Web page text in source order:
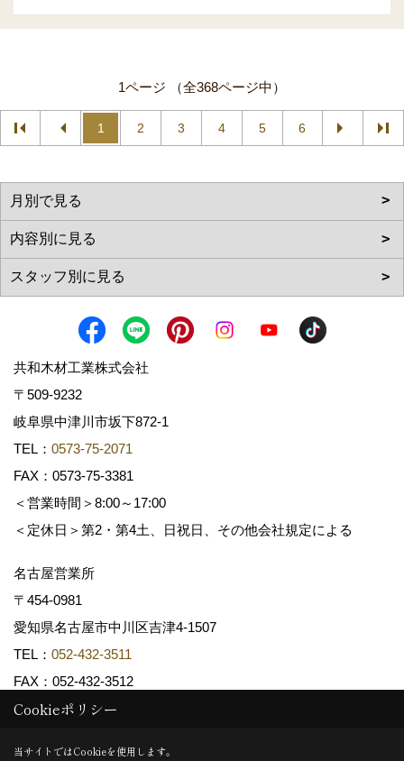
1ページ （全368ページ中）
1 2 3 4 5 6
共和木材工業株式会社
〒509-9232
岐阜県中津川市坂下872‐1
TEL： 0573-75-2071
FAX：0573-75-3381
＜営業時間＞8:00～17:00
＜定休日＞第2・第4土、日祝日、その他会社規定による
名古屋営業所
〒454-0981
愛知県名古屋市中川区吉津4-1507
TEL： 052-432-3511
FAX：052-432-3512
Copyright (c) 共和木材工業株式会社. All Rights Reserved.
Cookieポリシー
当サイトではCookieを使用します。